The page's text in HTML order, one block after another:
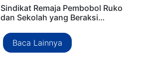
Sindikat Remaja Pembobol Ruko
dan Sekolah yang Beraksi…
Baca Lainnya